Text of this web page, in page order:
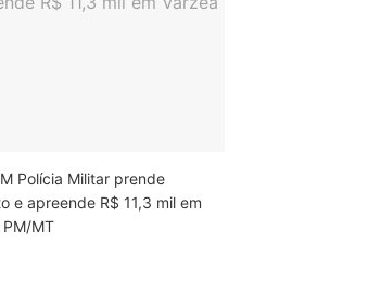
Polícia Militar prende
e apreende R$ 11,3 mil em
PM/MT